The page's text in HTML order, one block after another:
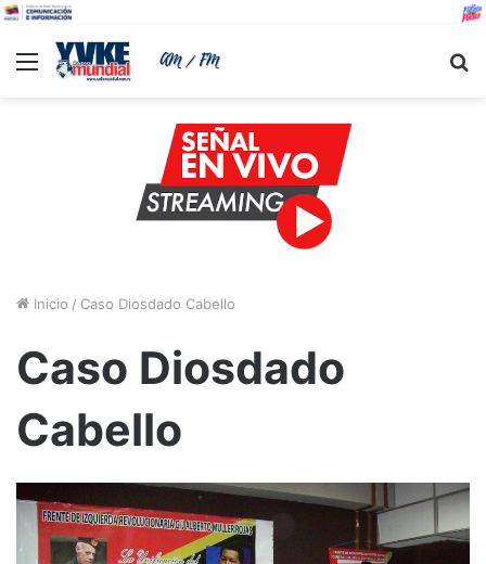
Menu
Inicio / Caso Diosdado Cabello
Caso Diosdado
Cabello